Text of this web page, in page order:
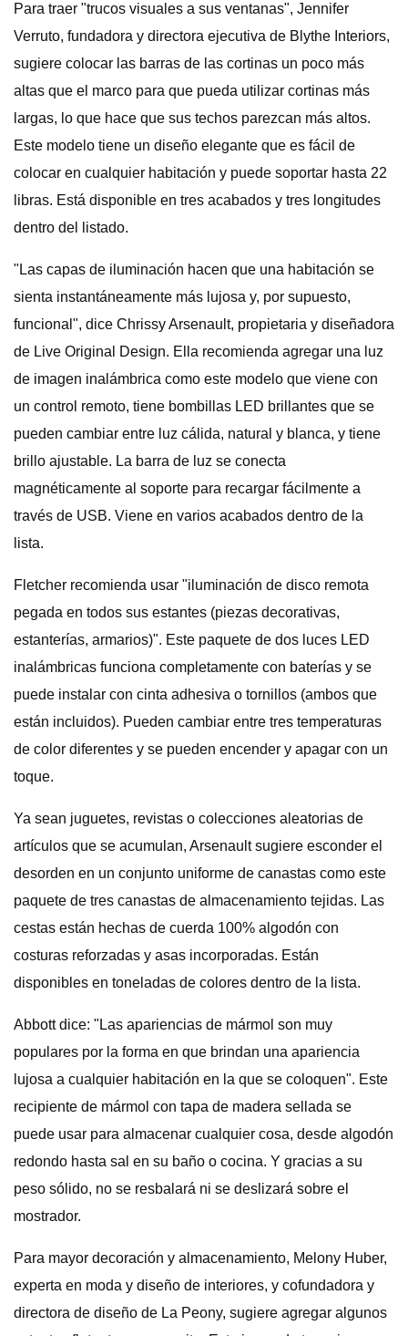
Para traer "trucos visuales a sus ventanas", Jennifer
Verruto, fundadora y directora ejecutiva de Blythe Interiors,
sugiere colocar las barras de las cortinas un poco más
altas que el marco para que pueda utilizar cortinas más
largas, lo que hace que sus techos parezcan más altos.
Este modelo tiene un diseño elegante que es fácil de
colocar en cualquier habitación y puede soportar hasta 22
libras. Está disponible en tres acabados y tres longitudes
dentro del listado.
"Las capas de iluminación hacen que una habitación se
sienta instantáneamente más lujosa y, por supuesto,
funcional", dice Chrissy Arsenault, propietaria y diseñadora
de Live Original Design. Ella recomienda agregar una luz
de imagen inalámbrica como este modelo que viene con
un control remoto, tiene bombillas LED brillantes que se
pueden cambiar entre luz cálida, natural y blanca, y tiene
brillo ajustable. La barra de luz se conecta
magnéticamente al soporte para recargar fácilmente a
través de USB. Viene en varios acabados dentro de la
lista.
Fletcher recomienda usar "iluminación de disco remota
pegada en todos sus estantes (piezas decorativas,
estanterías, armarios)". Este paquete de dos luces LED
inalámbricas funciona completamente con baterías y se
puede instalar con cinta adhesiva o tornillos (ambos que
están incluidos). Pueden cambiar entre tres temperaturas
de color diferentes y se pueden encender y apagar con un
toque.
Ya sean juguetes, revistas o colecciones aleatorias de
artículos que se acumulan, Arsenault sugiere esconder el
desorden en un conjunto uniforme de canastas como este
paquete de tres canastas de almacenamiento tejidas. Las
cestas están hechas de cuerda 100% algodón con
costuras reforzadas y asas incorporadas. Están
disponibles en toneladas de colores dentro de la lista.
Abbott dice: "Las apariencias de mármol son muy
populares por la forma en que brindan una apariencia
lujosa a cualquier habitación en la que se coloquen". Este
recipiente de mármol con tapa de madera sellada se
puede usar para almacenar cualquier cosa, desde algodón
redondo hasta sal en su baño o cocina. Y gracias a su
peso sólido, no se resbalará ni se deslizará sobre el
mostrador.
Para mayor decoración y almacenamiento, Melony Huber,
experta en moda y diseño de interiores, y cofundadora y
directora de diseño de La Peony, sugiere agregar algunos